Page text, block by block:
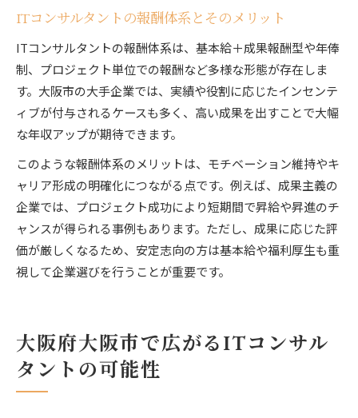
ITコンサルタントの報酬体系とそのメリット
ITコンサルタントの報酬体系は、基本給＋成果報酬型や年俸
制、プロジェクト単位での報酬など多様な形態が存在しま
す。大阪市の大手企業では、実績や役割に応じたインセンテ
ィブが付与されるケースも多く、高い成果を出すことで大幅
な年収アップが期待できます。
このような報酬体系のメリットは、モチベーション維持やキ
ャリア形成の明確化につながる点です。例えば、成果主義の
企業では、プロジェクト成功により短期間で昇給や昇進のチ
ャンスが得られる事例もあります。ただし、成果に応じた評
価が厳しくなるため、安定志向の方は基本給や福利厚生も重
視して企業選びを行うことが重要です。
大阪府大阪市で広がるITコンサル
タントの可能性